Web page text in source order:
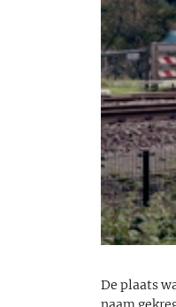
De plaats